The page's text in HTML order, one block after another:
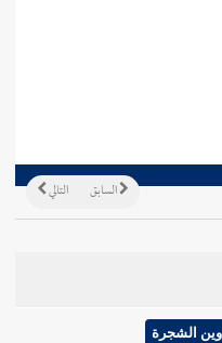
التالي السابق
الشجرة